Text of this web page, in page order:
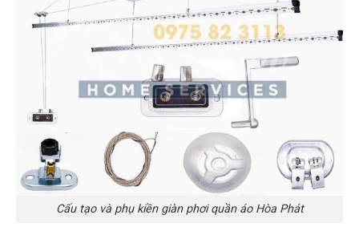
Cấu tạo và phụ kiền giàn phơi quần áo Hòa Phát